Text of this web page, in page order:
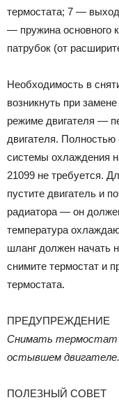
термостата; 7 —
— пружина основного
патрубок (от
Необходимость в
возникнуть при
режиме двигателя —
двигателя.
системы охлаждения
21099 не требуется.
пустите двигатель и
радиатора — он
температура
шланг должен начать
снимите термостат и
термостата.
ПРЕДУПРЕЖДЕНИЕ
Снимать термостат
остывшем двигателе.
ПОЛЕЗНЫЙ СОВЕТ